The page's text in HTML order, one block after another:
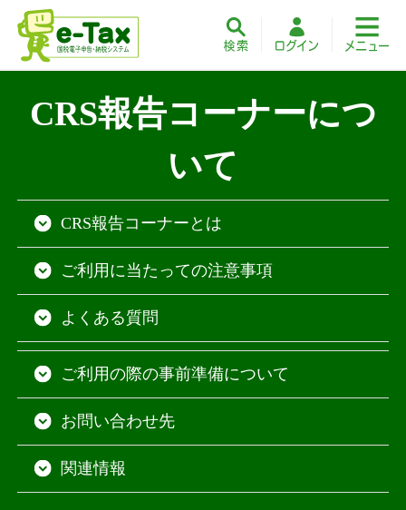
CRS報告コーナーにつ
いて
CRS報告コーナーとは
ご利用に当たっての注意事項
よくある質問
ご利用の際の事前準備について
お問い合わせ先
関連情報